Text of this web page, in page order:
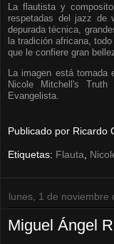
La flautista y
respetadas del jazz de
depurada técnica,
la tradición africana,
que le confiere gran
La imagen está
Nicole Mitchell's
Evangelista.
Publicado por Ricardo
Etiquetas: Flauta
lunes, 1 de noviembre
Miguel Ángel